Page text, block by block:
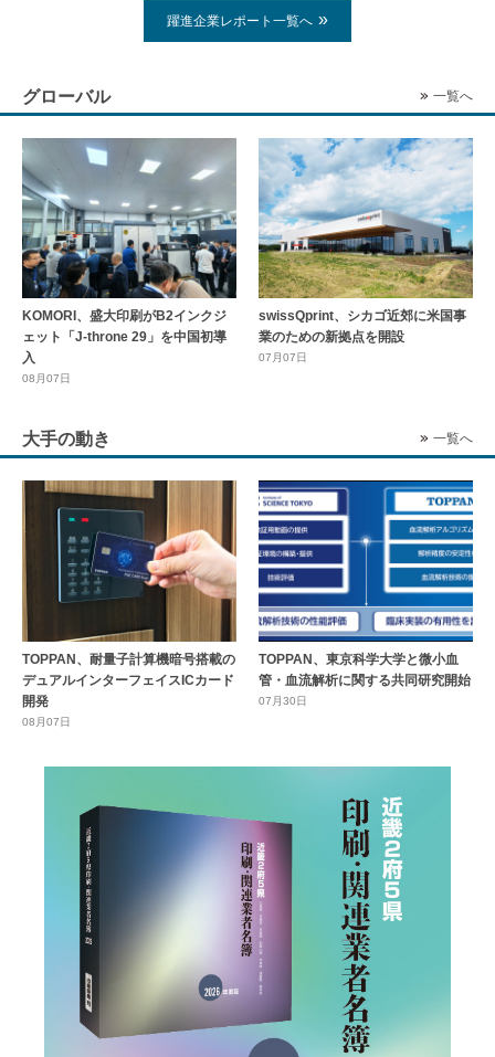
躍進企業レポート一覧へ
グローバル 一覧へ
KOMORI、盛大印刷がB2インクジ
ェット「J-throne 29」を中国初導
入
08月07日
swissQprint、シカゴ近郊に⽶国事
業のための新拠点を開設
07月07日
大手の動き 一覧へ
TOPPAN、耐量子計算機暗号搭載の
デュアルインターフェイスICカード
開発
08月07日
TOPPAN、東京科学大学と微小血
管・血流解析に関する共同研究開始
07月30日